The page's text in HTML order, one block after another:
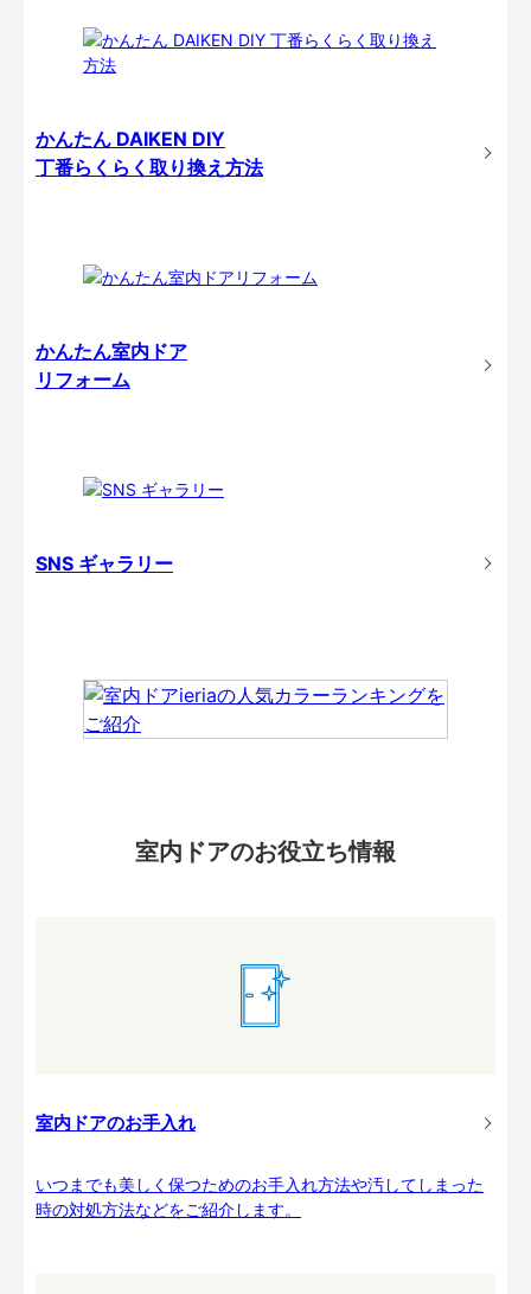
かんたん DAIKEN DIY
丁番らくらく取り換え方法
かんたん室内ドア
リフォーム
SNS ギャラリー
室内ドアのお役立ち情報
室内ドアのお手入れ
いつまでも美しく保つためのお手入れ方法や汚してしまった
時の対処方法などをご紹介します。